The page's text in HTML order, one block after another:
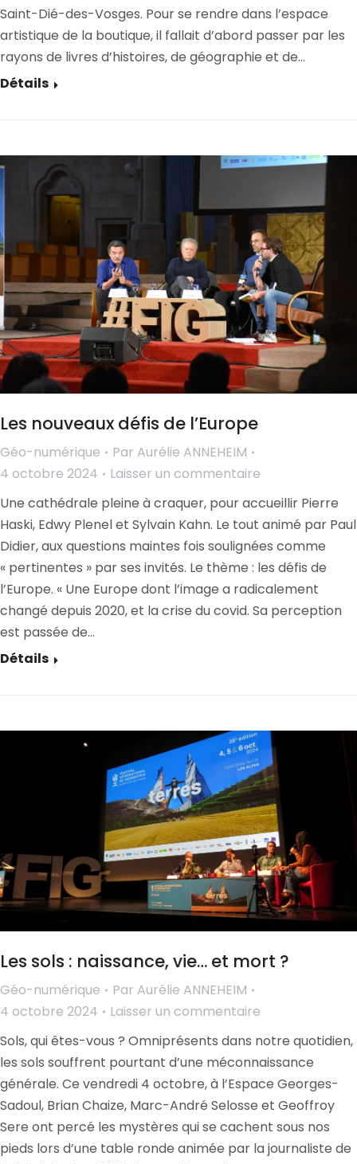
Saint-Dié-des-Vosges. Pour se rendre dans l’espace
artistique de la boutique, il fallait d’abord passer par les
rayons de livres d’histoires, de géographie et de…
Détails
Les nouveaux défis de l’Europe
Géo-numérique Par Aurélie ANNEHEIM
4 octobre 2024
Laisser un commentaire
Une cathédrale pleine à craquer, pour accueillir Pierre
Haski, Edwy Plenel et Sylvain Kahn. Le tout animé par Paul
Didier, aux questions maintes fois soulignées comme
« pertinentes » par ses invités. Le thème : les défis de
l’Europe. « Une Europe dont l’image a radicalement
changé depuis 2020, et la crise du covid. Sa perception
est passée de…
Détails
Les sols : naissance, vie… et mort ?
Géo-numérique Par Aurélie ANNEHEIM
4 octobre 2024
Laisser un commentaire
Sols, qui êtes-vous ? Omniprésents dans notre quotidien,
les sols souffrent pourtant d’une méconnaissance
générale. Ce vendredi 4 octobre, à l’Espace Georges-
Sadoul, Brian Chaize, Marc-André Selosse et Geoffroy
Sere ont percé les mystères qui se cachent sous nos
pieds lors d’une table ronde animée par la journaliste de